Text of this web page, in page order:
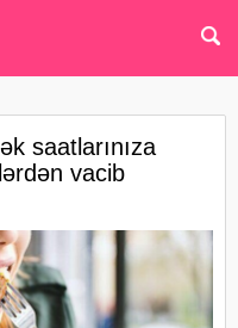
saatlarınıza
vacib